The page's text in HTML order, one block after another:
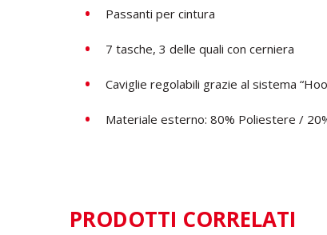
Passanti per cintura
7 tasche, 3 delle quali con cerniera
Caviglie regolabili grazie al sistema
Materiale esterno: 80% Poliestere /
PRODOTTI CORRELATI